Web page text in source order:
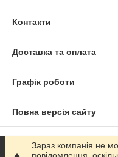
Контакти
Доставка та оплата
Графік роботи
Повна версія сайту
Сайт створено на
Зараз компанія не